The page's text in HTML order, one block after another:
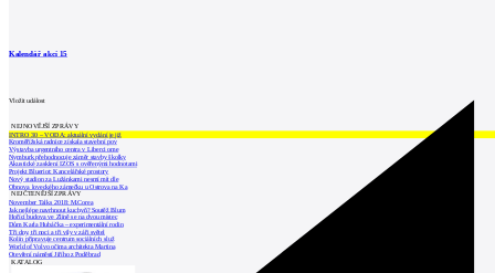
Kalendář akcí 15
Vložit událost
NEJNOVĚJŠÍ ZPRÁVY
INTRO 30 – VODA: aktuální vydání je již
Kroměřížská radnice získala stavební pov
Výstavba urgentního centra v Liberci ome
Nymburk přehodnocuje záměr stavby školky
Akustické zasklení IZOS s ověřenými hodnotami
Projekt Blueriot: Kancelářské prostory
Nový stadion za Lužánkami nesmí mít dle
Obnova loveckého zámečku u Ostrova na Ka
NEJČTENĚJŠÍ ZPRÁVY
November Talks 2018: M.Corea
Jak nejlépe navrhnout kuchyň? Soutěž Blum
Hořící budova ve Zlíně se na dvou místec
Dům Karla Hubáčka – experimentální rodin
Tři dny, tři noci a tři vily v záři světel
Kolín připravuje centrum sociálních služ
World of Volvo očima architekta Martina
Otevření náměstí Jiřího z Poděbrad
KATALOG